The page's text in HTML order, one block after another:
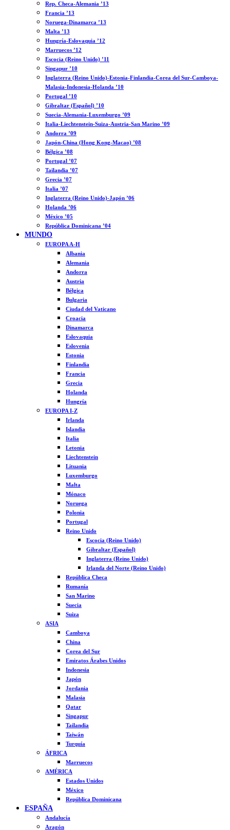
Rep. Checa-Alemania ’13
Francia ’13
Noruega-Dinamarca ’13
Malta ’13
Hungría-Eslovaquia ’12
Marruecos ’12
Escocia (Reino Unido) ’11
Singapur ’10
Inglaterra (Reino Unido)-Estonia-Finlandia-Corea del Sur-Camboya-
Malasia-Indonesia-Holanda ’10
Portugal ’10
Gibraltar (Español) ’10
Suecia-Alemania-Luxemburgo ’09
Italia-Liechtenstein-Suiza-Austria-San Marino ’09
Andorra ’09
Japón-China (Hong Kong-Macao) ’08
Bélgica ’08
Portugal ’07
Tailandia ’07
Grecia ’07
Italia ’07
Inglaterra (Reino Unido)-Japón ’06
Holanda ’06
México ’05
República Dominicana ’04
MUNDO
EUROPA A-H
Albania
Alemania
Andorra
Austria
Bélgica
Bulgaria
Ciudad del Vaticano
Croacia
Dinamarca
Eslovaquia
Eslovenia
Estonia
Finlandia
Francia
Grecia
Holanda
Hungría
EUROPA I-Z
Irlanda
Islandia
Italia
Letonia
Liechtenstein
Lituania
Luxemburgo
Malta
Mónaco
Noruega
Polonia
Portugal
Reino Unido
Escocia (Reino Unido)
Gibraltar (Español)
Inglaterra (Reino Unido)
Irlanda del Norte (Reino Unido)
República Checa
Rumanía
San Marino
Suecia
Suiza
ASIA
Camboya
China
Corea del Sur
Emiratos Árabes Unidos
Indonesia
Japón
Jordania
Malasia
Qatar
Singapur
Tailandia
Taiwán
Turquía
ÁFRICA
Marruecos
AMÉRICA
Estados Unidos
México
República Dominicana
ESPAÑA
Andalucía
Aragón